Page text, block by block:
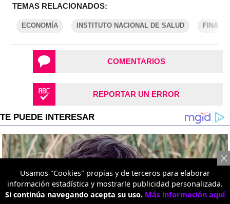
TEMAS RELACIONADOS:
ECONOMÍA INSTITUTO NACIONAL DE SALUD
COMENTARIOS
REPORTAR UN ERROR
Usamos "Cookies" propias y de terceros para elaborar
información estadística y mostrarle publicidad personalizada.
Si continúa navegando acepta su uso. Más información aquí